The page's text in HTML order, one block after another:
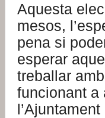
Aquesta
mesos,
pena si
esperar
treballar
funcionant a